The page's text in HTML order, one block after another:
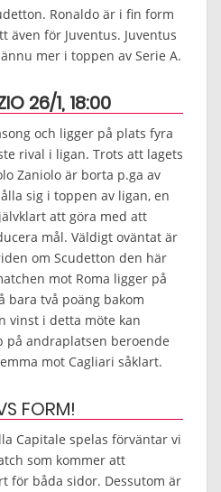
Ronaldo är i fin form
även för Juventus. Juventus
mer i toppen av Serie A.
26/1, 18:00
och ligger på plats fyra
rival i ligan. Trots att lagets
Zaniolo är borta p.ga av
sig i toppen av ligan, en
att göra med att
mål. Väldigt oväntat är
om Scudetton den här
mot Roma ligger på
bara två poäng bakom
vinst i detta möte kan
på andraplatsen beroende
mot Cagliari såklart.
FORM!
Capitale spelas förväntar vi
som kommer att
för båda sidor. Dessutom är